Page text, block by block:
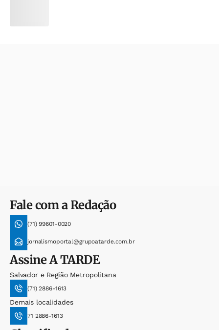
Fale com a Redação
(71) 99601-0020
jornalismoportal@grupoatarde.com.br
AssineA TARDE
Salvador e Região Metropolitana
(71) 2886-1613
Demais localidades
71 2886-1613